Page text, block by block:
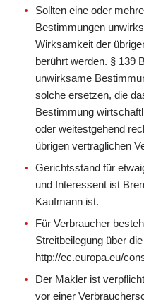
Sollten eine oder
Bestimmungen
Wirksamkeit der
berührt werden. § 139
unwirksame
solche ersetzen, die
Bestimmung
oder weitestgehend
übrigen vertraglichen
Gerichtsstand für
und Interessent ist
Kaufmann ist.
Für Verbraucher
Streitbeilegung über
http://ec.europa.eu/
Der Makler ist
vor einer